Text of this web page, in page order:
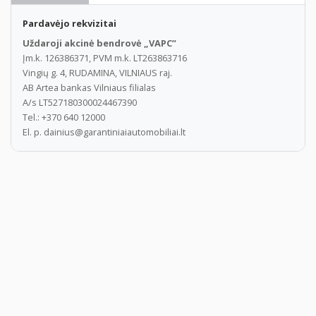
Pardavėjo rekvizitai
Uždaroji akcinė bendrovė „VAPC”
Įm.k. 126386371, PVM m.k. LT263863716
Vingių g. 4, RUDAMINA, VILNIAUS raj.
AB Artea bankas Vilniaus filialas
A/s LT527180300024467390
Tel.: +370 640 12000
El. p. dainius@garantiniaiautomobiliai.lt